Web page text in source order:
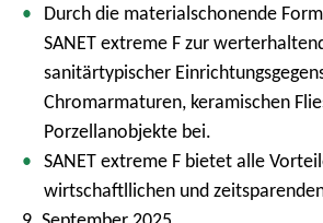
Durch die materialschonende
SANET extreme F zur
sanitärtypischer
Chromarmaturen, keramischen
Porzellanobjekte bei.
SANET extreme F bietet alle
wirtschaftllichen und